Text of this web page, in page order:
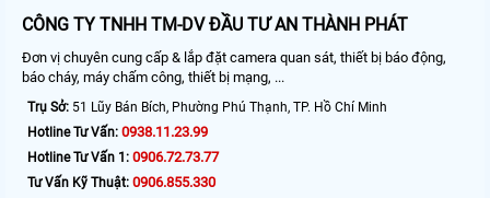
CÔNG TY TNHH TM-DV ĐẦU TƯ AN THÀNH PHÁT
Đơn vị chuyên cung cấp & lắp đặt camera quan sát, thiết bị báo động,
báo cháy, máy chấm công, thiết bị mạng, ...
Trụ Sở: 51 Lũy Bán Bích, Phường Phú Thạnh, TP. Hồ Chí Minh
Hotline Tư Vấn: 0938.11.23.99
Hotline Tư Vấn 1: 0906.72.73.77
Tư Vấn Kỹ Thuật: 0906.855.330